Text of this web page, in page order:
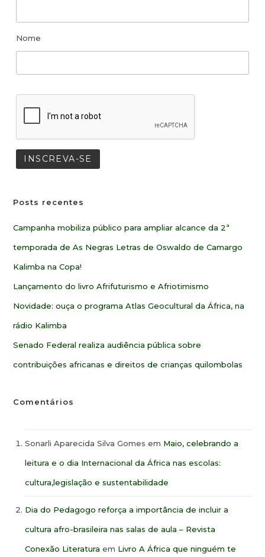
Nome
Posts recentes
Campanha mobiliza público para ampliar alcance da 2ª
temporada de As Negras Letras de Oswaldo de Camargo
Kalimba na Copa!
Lançamento do livro Afrifuturismo e Afriotimismo
Novidade: ouça o programa Atlas Geocultural da África, na
rádio Kalimba
Senado Federal realiza audiência pública sobre
contribuições africanas e direitos de crianças quilombolas
Comentários
Sonarli Aparecida Silva Gomes em Maio, celebrando a
leitura e o dia Internacional da África nas escolas:
cultura,legislação e sustentabilidade
Dia do Pedagogo reforça a importância de incluir a
cultura afro-brasileira nas salas de aula – Revista
Conexão Literatura em Livro A África que ninguém te